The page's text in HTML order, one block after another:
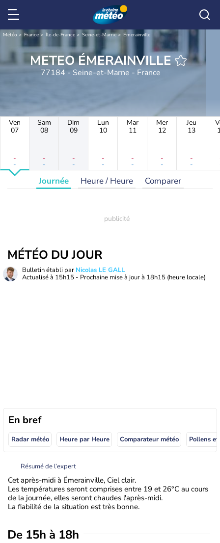
Météo France Île-de-France Seine-et-Marne Émerainville
METEO ÉMERAINVILLE
77184 - Seine-et-Marne - France
Ven
07
-
-
Sam
08
-
-
Dim
09
-
-
Lun
10
-
-
Mar
11
-
-
Mer
12
-
-
Jeu
13
-
-
Journée Heure / Heure Comparer
MÉTÉO DU JOUR
Bulletin établi par Nicolas LE GALL
Actualisé à 15h15 - Prochaine mise à jour à 18h15 (heure locale)
En bref
Radar météo Heure par Heure Comparateur météo Pollens
Résumé de l’expert
Cet après-midi à Émerainville, Ciel clair.
Les températures seront comprises entre 19 et 26°C au cours
de la journée, elles seront chaudes l'après-midi.
La fiabilité de la situation est très bonne.
De 15h à 18h